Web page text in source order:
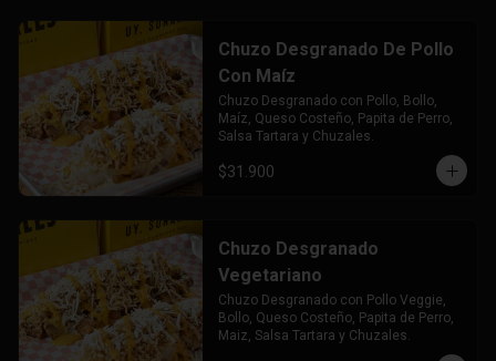
Chuzo Desgranado De Pollo
Con Maíz
Chuzo Desgranado con Pollo, Bollo,
Maíz, Queso Costeño, Papita de Perro,
Salsa Tartara y Chuzales.
$31.900
Chuzo Desgranado
Vegetariano
Chuzo Desgranado con Pollo Veggie,
Bollo, Queso Costeño, Papita de Perro,
Maiz, Salsa Tartara y Chuzales.